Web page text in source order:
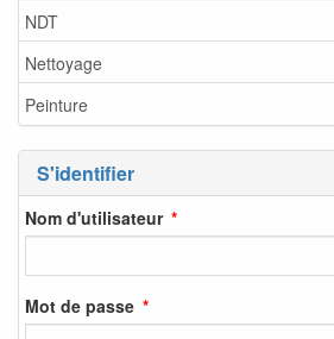
NDT
Nettoyage
Peinture
S'identifier
Nom d'utilisateur
Mot de passe